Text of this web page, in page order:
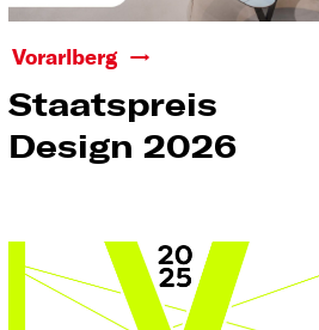
Vorarlberg
Staatspreis
Design 2026